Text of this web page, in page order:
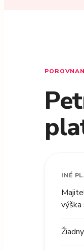
INÉ
výška